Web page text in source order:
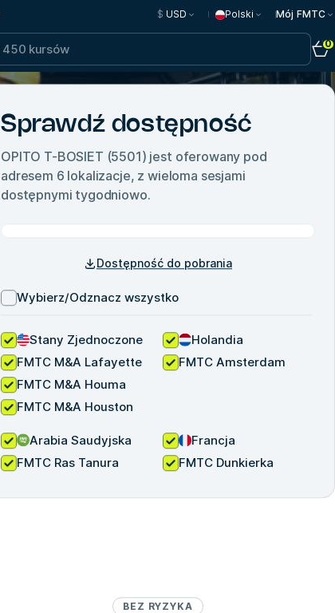
$ USD Polski Mój FMTC
0
Sprawdź dostępność
OPITO T-BOSIET (5501) jest oferowany pod
adresem 6 lokalizacje, z wieloma sesjami
dostępnymi tygodniowo.
Dostępność do pobrania
Wybierz/Odznacz wszystko
Stany Zjednoczone
FMTC M&A Lafayette
FMTC M&A Houma
FMTC M&A Houston
Holandia
FMTC Amsterdam
Arabia Saudyjska
FMTC Ras Tanura
Francja
FMTC Dunkierka
BEZ RYZYKA